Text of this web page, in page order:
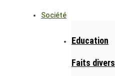
Société
Education
Faits divers